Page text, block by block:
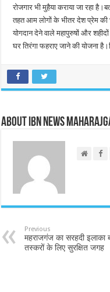
रोजगार भी मुहैया कराया जा रहा
तहत आम लोगों के भीतर देश प्रेम की
योगदान देने वाले महापुरुषों और
घर तिरंगा फहराए जाने की योजना
About IBN NEWS
Previous
महराजगंज का सरहदी इलाका
तस्करों के लिए सुरक्षित जगह